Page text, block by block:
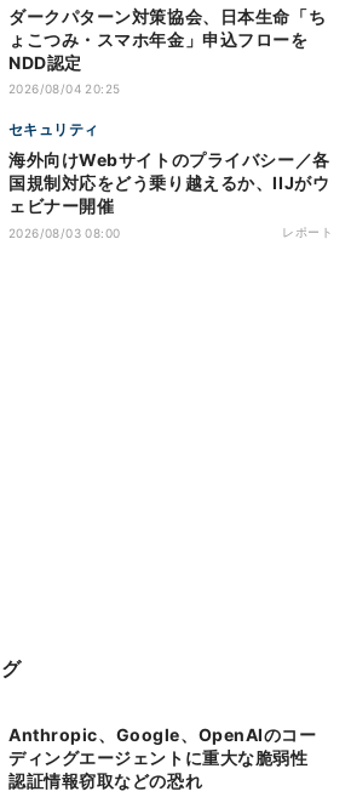
ダークパターン対策協会、日本生命「ち
ょこつみ・スマホ年金」申込フローを
NDD認定
2026/08/04 20:25
セキュリティ
海外向けWebサイトのプライバシー／各
国規制対応をどう乗り越えるか、IIJがウ
ェビナー開催
2026/08/03 08:00 レポート
Anthropic、Google、OpenAIのコー
ディングエージェントに重大な脆弱性
認証情報窃取などの恐れ